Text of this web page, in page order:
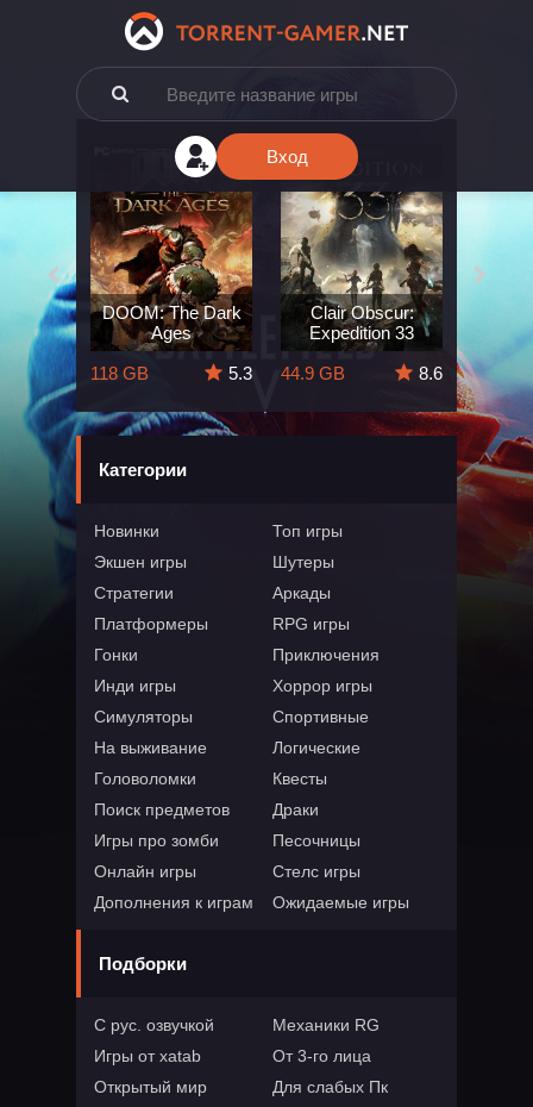
Вход
The
5.7
DOOM: The Dark
Ages
118 GB
5.3
Clair Obscur:
Expedition 33
44.9 GB
8.6
164 GB
Категории
Новинки
Топ игры
Экшен игры
Шутеры
Стратегии
Аркады
Платформеры
RPG игры
Гонки
Приключения
Инди игры
Хоррор игры
Симуляторы
Спортивные
На выживание
Логические
Головоломки
Квесты
Поиск предметов
Драки
Игры про зомби
Песочницы
Онлайн игры
Стелс игры
Дополнения к играм
Ожидаемые игры
Подборки
С рус. озвучкой
Механики RG
Игры от xatab
От 3-го лица
Открытый мир
Для слабых Пк